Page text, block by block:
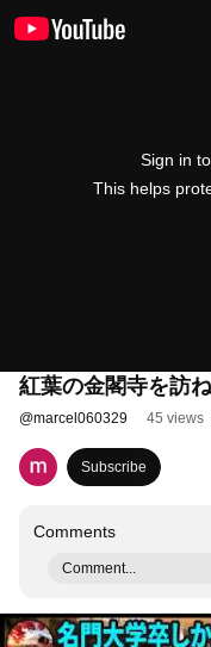
Sign in
This helps
紅葉の金閣寺を訪
@marcel060329 45 views
Subscribe
Comments
Comment...